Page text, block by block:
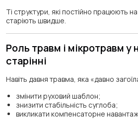
Ті структури, які постійно працюють на
старіють швидше.
Роль травм і мікротравм у
старінні
Навіть давня травма, яка «давно
змінити руховий шаблон;
знизити стабільність суглоба;
викликати компенсаторне